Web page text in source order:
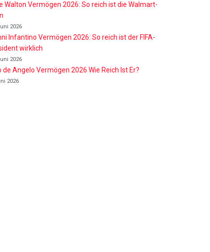
Walton Vermögen 2026: So reich ist die Walmart-
2026
Infantino Vermögen 2026: So reich ist der FIFA-
wirklich
2026
de Angelo Vermögen 2026 Wie Reich Ist Er?
2026